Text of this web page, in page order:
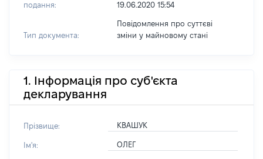
подання:
19.06.2020 15:54
Тип документа:
Повідомлення про суттєві
зміни y майновому стані
1. Інформація про суб'єкта
декларування
Прізвище: КВАШУК
Ім'я: ОЛЕГ